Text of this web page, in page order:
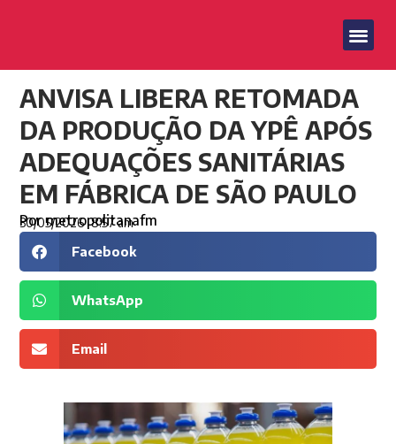
ANVISA LIBERA RETOMADA
DA PRODUÇÃO DA YPÊ APÓS
ADEQUAÇÕES SANITÁRIAS
EM FÁBRICA DE SÃO PAULO
Pormetropolitanafm
30/05/2026 8:57 am
Facebook
WhatsApp
Email